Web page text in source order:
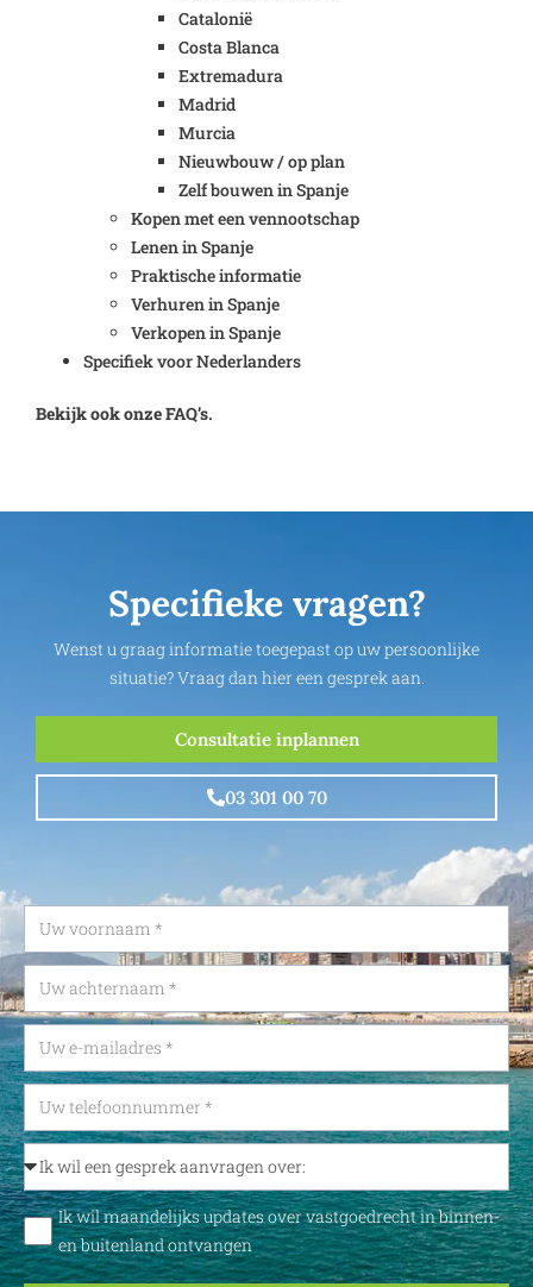
Catalonië
Costa Blanca
Extremadura
Madrid
Murcia
Nieuwbouw / op plan
Zelf bouwen in Spanje
Kopen met een vennootschap
Lenen in Spanje
Praktische informatie
Verhuren in Spanje
Verkopen in Spanje
Specifiek voor Nederlanders
Bekijk ook onze FAQ’s.
Specifieke vragen?
Wenst u graag informatie toegepast op uw persoonlijke
situatie? Vraag dan hier een gesprek aan.
Consultatie inplannen
03 301 00 70
Ik wil maandelijks updates over vastgoedrecht in binnen-
en buitenland ontvangen